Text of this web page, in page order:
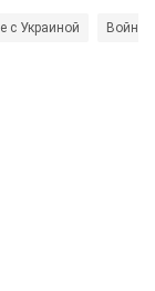
с Украиной Война